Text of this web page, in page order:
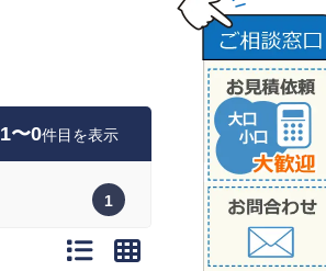
1〜0件目を表示
1